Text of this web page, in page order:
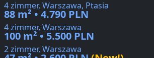
4 zimmer, Warszawa, Ptasia
88 m² • 4.790 PLN
4 zimmer, Warszawa
100 m² • 5.500 PLN
2 zimmer, Warszawa